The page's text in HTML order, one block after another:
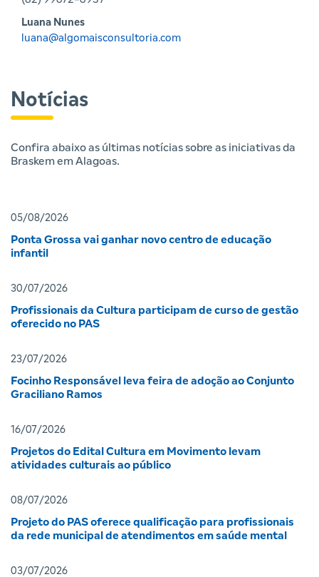
Luana Nunes
luana@algomaisconsultoria.com
Notícias
Confira abaixo as últimas notícias sobre as iniciativas da
Braskem em Alagoas.
05/08/2026
Ponta Grossa vai ganhar novo centro de educação
infantil
30/07/2026
Profissionais da Cultura participam de curso de gestão
oferecido no PAS
23/07/2026
Focinho Responsável leva feira de adoção ao Conjunto
Graciliano Ramos
16/07/2026
Projetos do Edital Cultura em Movimento levam
atividades culturais ao público
08/07/2026
Projeto do PAS oferece qualificação para profissionais
da rede municipal de atendimentos em saúde mental
03/07/2026